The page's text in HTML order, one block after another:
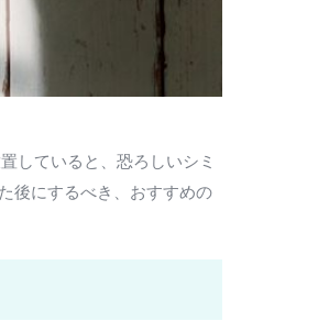
していると、恐ろしいシミ
後にするべき、おすすめの